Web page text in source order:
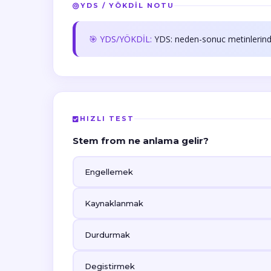
YDS / YÖKDİL NOTU
🎯 YDS/YÖKDİL: YDS: neden-sonuc
HIZLI TEST
Stem from ne anlama gelir?
Engellemek
Kaynaklanmak
Durdurmak
Degistirmek